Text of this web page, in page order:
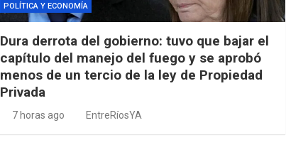
POLÍTICA Y ECONOMÍA
Dura derrota del gobierno: tuvo que bajar el
capítulo del manejo del fuego y se aprobó
menos de un tercio de la ley de Propiedad
Privada
7 horas ago EntreRíosYA